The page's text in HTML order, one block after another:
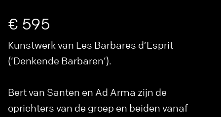
€ 595
Kunstwerk van Les Barbares d’Esprit
(‘Denkende Barbaren’).
Bert van Santen en Ad Arma zijn de
oprichters van de groep en beiden vanaf